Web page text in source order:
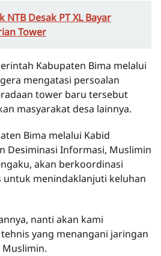
NTB Desak PT XL Bayar
Tower
Kabupaten Bima melalui
mengatasi persoalan
tower baru tersebut
masyarakat desa lainnya.
Bima melalui Kabid
Desiminasi Informasi, Muslimin
akan berkoordinasi
menindaklanjuti keluhan
nanti akan kami
yang menangani jaringan
Muslimin.